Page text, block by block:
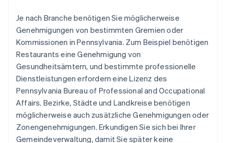
Je nach Branche benötigen Sie möglicherweise
Genehmigungen von bestimmten Gremien oder
Kommissionen in Pennsylvania. Zum Beispiel benötigen
Restaurants eine Genehmigung von
Gesundheitsämtern, und bestimmte professionelle
Dienstleistungen erfordern eine Lizenz des
Pennsylvania Bureau of Professional and Occupational
Affairs. Bezirke, Städte und Landkreise benötigen
möglicherweise auch zusätzliche Genehmigungen oder
Zonengenehmigungen. Erkundigen Sie sich bei Ihrer
Gemeindeverwaltung, damit Sie später keine